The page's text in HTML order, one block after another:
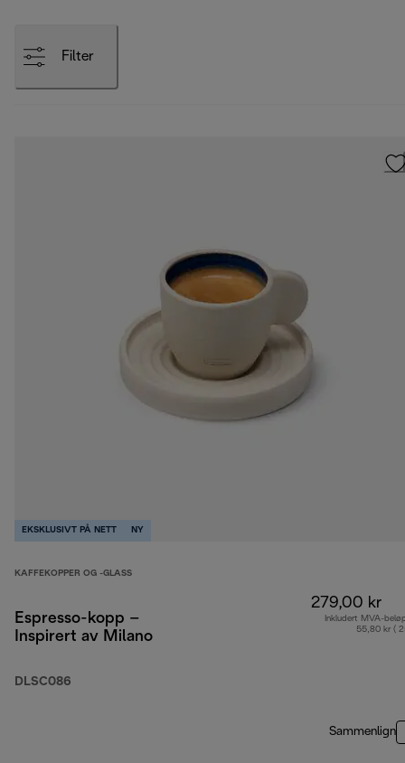
Filter
EKSKLUSIVT PÅ NETT NY
KAFFEKOPPER OG -GLASS
Espresso-kopp –
Inspirert av Milano
DLSC086
279,00 kr
Inkludert MVA-
55,80 kr (
Sammenlign